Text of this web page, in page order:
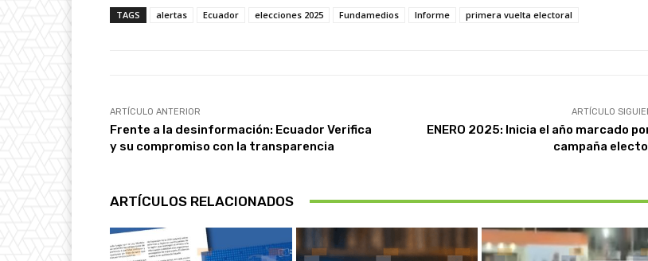
TAGS alertas Ecuador elecciones 2025 Fundamedios Informe primera vuelta electoral
ARTÍCULO ANTERIOR
Frente a la desinformación: Ecuador Verifica
y su compromiso con la transparencia
ARTÍCULO
ENERO 2025: Inicia el año marcado
campaña
ARTÍCULOS RELACIONADOS